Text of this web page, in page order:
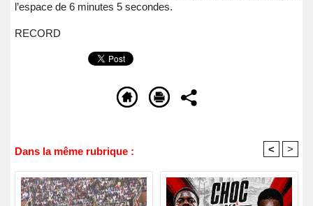
l’espace de 6 minutes 5 secondes.
RECORD
Dans la même rubrique : < >